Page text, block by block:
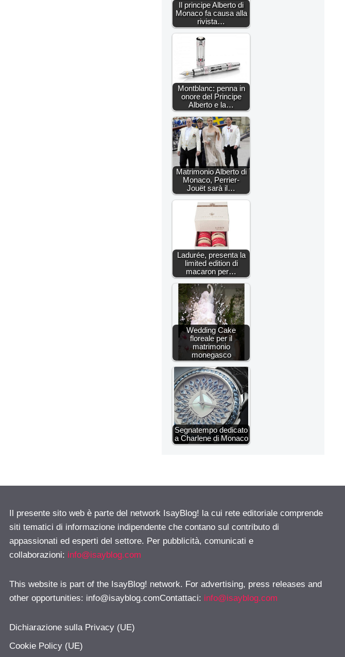
Il principe Alberto di
Monaco fa causa alla
rivista…
Montblanc: penna in
onore del Principe
Alberto e la…
Matrimonio Alberto di
Monaco, Perrier-
Jouët sarà il…
Ladurée, presenta la
limited edition di
macaron per…
Wedding Cake
floreale per il
matrimonio
monegasco
Segnatempo dedicato
a Charlene di Monaco
Il presente sito web è parte del network IsayBlog! la cui rete editoriale comprende
siti tematici di informazione indipendente che contano sul contributo di
appassionati ed esperti del settore. Per pubblicità, comunicati e
collaborazioni: info@isayblog.com
This website is part of the IsayBlog! network. For advertising, press releases and
other opportunities: info@isayblog.comContattaci: info@isayblog.com
Dichiarazione sulla Privacy (UE)
Cookie Policy (UE)